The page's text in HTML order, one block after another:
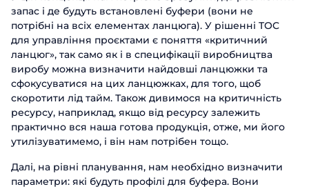
запас і де будуть встановлені буфери (вони не
потрібні на всіх елементах ланцюга). У рішенні TOC
для управління проєктами є поняття «критичний
ланцюг», так само як і в специфікації виробництва
виробу можна визначити найдовші ланцюжки та
сфокусуватися на цих ланцюжках, для того, щоб
скоротити лід тайм. Також дивимося на критичність
ресурсу, наприклад, якщо від ресурсу залежить
практично вся наша готова продукція, отже, ми його
утилізуватимемо, і він нам потрібен тощо.
Далі, на рівні планування, нам необхідно визначити
параметри: які будуть профілі для буфера. Вони